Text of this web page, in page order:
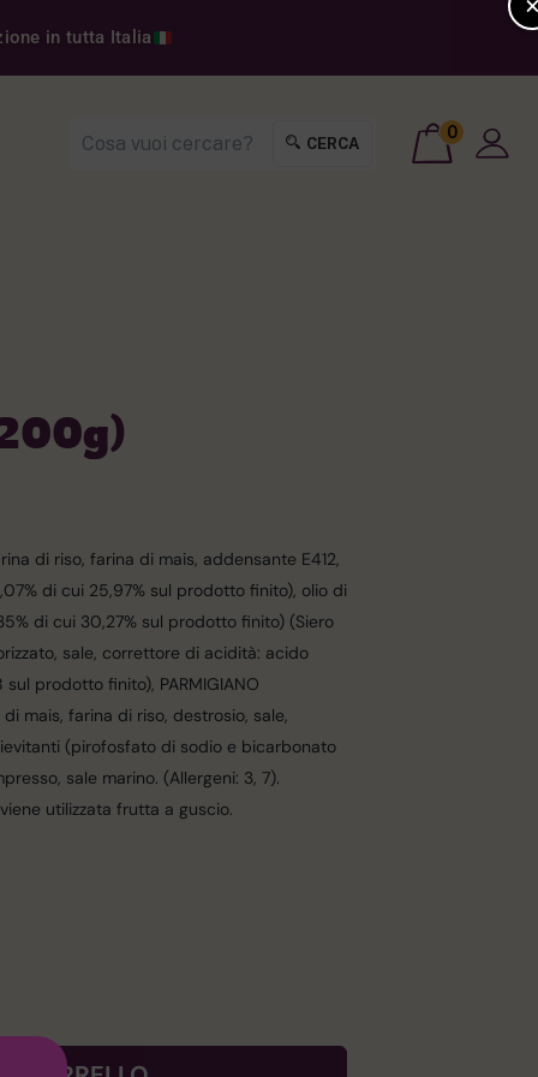
in tutta Italia
CERCA
0
di riso, farina di mais, addensante E412,
di cui 25,97% sul prodotto finito), olio di
di cui 30,27% sul prodotto finito) (Siero
sale, correttore di acidità: acido
prodotto finito), PARMIGIANO
di mais, farina di riso, destrosio, sale,
(pirofosfato di sodio e bicarbonato
sale marino. (Allergeni: 3, 7).
utilizzata frutta a guscio.